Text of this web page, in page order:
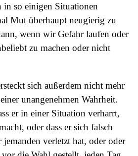
in so einigen Situationen
Mut überhaupt neugierig zu
wenn wir Gefahr laufen oder
zu machen oder nicht
sich außerdem nicht mehr
unangenehmen Wahrheit.
er in einer Situation verharrt,
oder dass er sich falsch
jemanden verletzt hat, oder oder